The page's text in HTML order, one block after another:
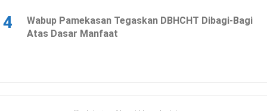
4
Wabup Pamekasan Tegaskan DBHCHT Dibagi-Bagi
Atas Dasar Manfaat